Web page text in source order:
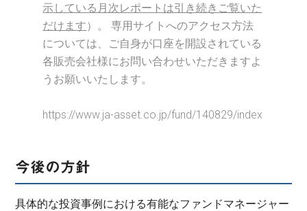
示している月次レポートは引き続きご覧いた
だけます）。 専用サイトへのアクセス方法
については、ご自身が口座を開設されている
各販売会社様にお問い合わせいただきますよ
うお願いいたします。
https://www.ja-asset.co.jp/fund/140829/index
今後の方針
具体的な投資事例における有能なファンドマネージャー